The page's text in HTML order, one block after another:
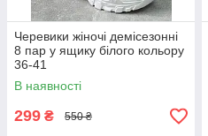
Черевики жіночі демісезонні
8 пар у ящику білого кольору
36-41
В наявності
299 ₴ 550 ₴